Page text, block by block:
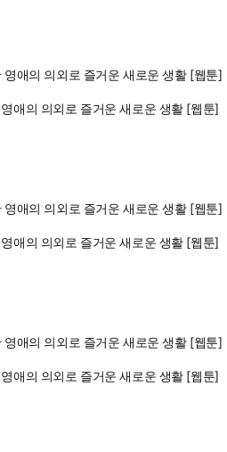
애의 의외로 즐거운 새로운 생활 [웹툰]
애의 의외로 즐거운 새로운 생활 [웹툰]
애의 의외로 즐거운 새로운 생활 [웹툰]
애의 의외로 즐거운 새로운 생활 [웹툰]
애의 의외로 즐거운 새로운 생활 [웹툰]
애의 의외로 즐거운 새로운 생활 [웹툰]